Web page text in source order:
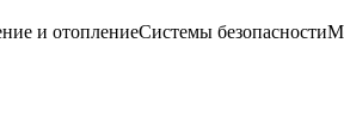
и отоплениеСистемы безопасности